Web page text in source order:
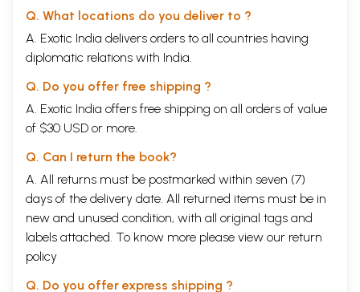
Q. What locations do you deliver to ?
A. Exotic India delivers orders to all countries having
diplomatic relations with India.
Q. Do you offer free shipping ?
A. Exotic India offers free shipping on all orders of value
of $30 USD or more.
Q. Can I return the book?
A. All returns must be postmarked within seven (7)
days of the delivery date. All returned items must be in
new and unused condition, with all original tags and
labels attached. To know more please view our return
policy
Q. Do you offer express shipping ?